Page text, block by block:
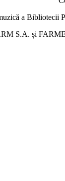
a Bibliotecii
S.A. și